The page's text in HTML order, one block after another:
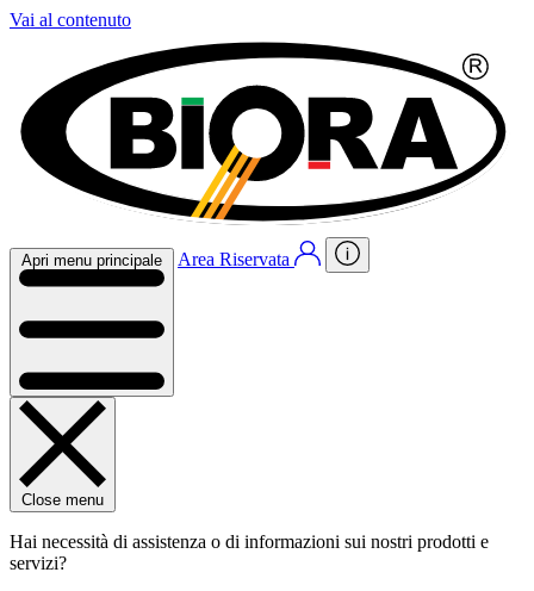
Vai al contenuto
Apri menu principale Area Riservata
Close menu
Hai necessità di assistenza o di informazioni sui nostri prodotti e
servizi?